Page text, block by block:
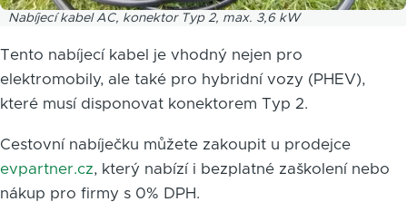
Nabíjecí kabel AC, konektor Typ 2, max. 3,6 kW
Tento nabíjecí kabel je vhodný nejen pro
elektromobily, ale také pro hybridní vozy (PHEV),
které musí disponovat konektorem Typ 2.
Cestovní nabíječku můžete zakoupit u prodejce
evpartner.cz, který nabízí i bezplatné zaškolení nebo
nákup pro firmy s 0% DPH.